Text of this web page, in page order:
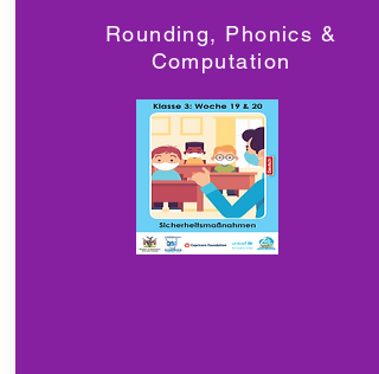
Rounding, Phonics &
Computation